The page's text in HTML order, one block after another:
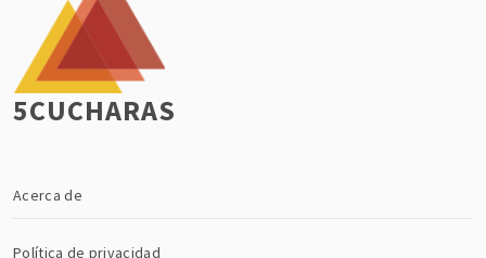
5CUCHARAS
Acerca de
Política de privacidad